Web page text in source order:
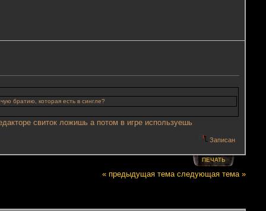
братию, которая есть в сингле?
свиток ложишь а потом в игре используешь
Записан
ПЕЧАТЬ
« предыдущая тема следующая тема »